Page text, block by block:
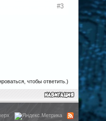
#3
чтобы ответить.)